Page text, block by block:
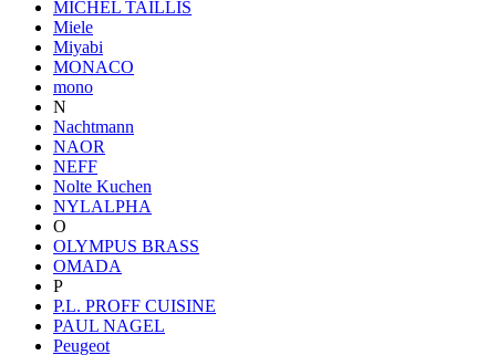
MICHEL TAILLIS
Miele
Miyabi
MONACO
mono
N
Nachtmann
NAOR
NEFF
Nolte Kuchen
NYLALPHA
O
OLYMPUS BRASS
OMADA
P
P.L. PROFF CUISINE
PAUL NAGEL
Peugeot